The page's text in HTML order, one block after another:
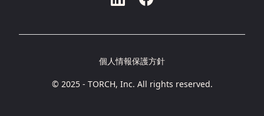
© 2025 - TORCH, Inc. All rights reserved.
個人情報保護方針